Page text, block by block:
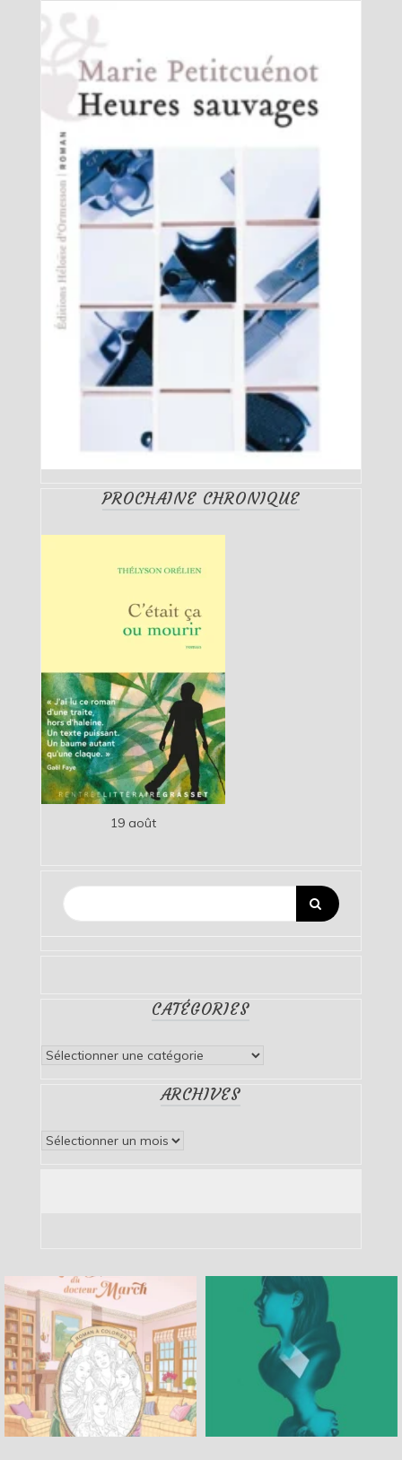
PROCHAINE CHRONIQUE
19 août
CATÉGORIES
Catégories
ARCHIVES
Archives